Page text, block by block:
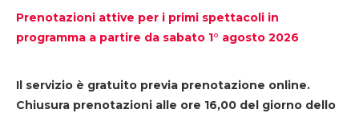
Prenotazioni attive per i primi spettacoli in
programma a partire da sabato 1° agosto 2026
Il servizio è gratuito previa prenotazione online.
Chiusura prenotazioni alle ore 16,00 del giorno dello